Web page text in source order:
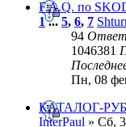
F.A.Q. по
1...5, 6, 7
94
1046381
Пн, 08
КАТАЛОГ-
InterPaul » Сб,